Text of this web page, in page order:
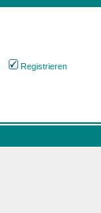
Registrieren